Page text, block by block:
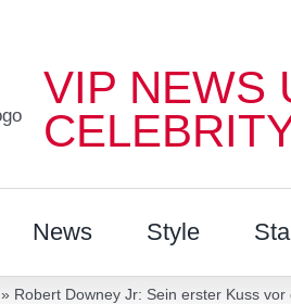
VIP NEWS
News Style
» Robert Downey Jr: Sein erster Kuss vor